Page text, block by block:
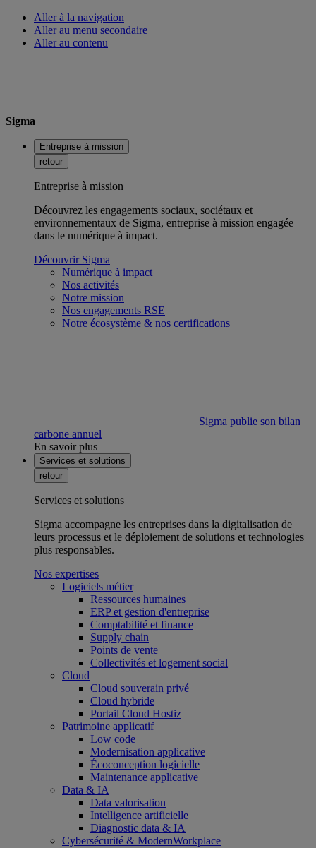
Aller à la navigation
Aller au menu secondaire
Aller au contenu
Sigma
Entreprise à mission
retour
Entreprise à mission
Découvrez les engagements sociaux, sociétaux et
environnementaux de Sigma, entreprise à mission engagée
dans le numérique à impact.
Découvrir Sigma
Numérique à impact
Nos activités
Notre mission
Nos engagements RSE
Notre écosystème & nos certifications
Sigma publie son bilan
carbone annuel
En savoir plus
Services et solutions
retour
Services et solutions
Sigma accompagne les entreprises dans la digitalisation de
leurs processus et le déploiement de solutions et technologies
plus responsables.
Nos expertises
Logiciels métier
Ressources humaines
ERP et gestion d'entreprise
Comptabilité et finance
Supply chain
Points de vente
Collectivités et logement social
Cloud
Cloud souverain privé
Cloud hybride
Portail Cloud Hostiz
Patrimoine applicatif
Low code
Modernisation applicative
Écoconception logicielle
Maintenance applicative
Data & IA
Data valorisation
Intelligence artificielle
Diagnostic data & IA
Cybersécurité & ModernWorkplace